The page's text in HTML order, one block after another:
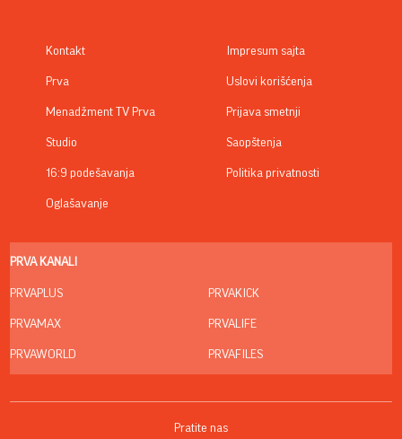
Kontakt
Prva
Menadžment TV Prva
Studio
16:9 podešavanja
Oglašavanje
Impresum sajta
Uslovi korišćenja
Prijava smetnji
Saopštenja
Politika privatnosti
PRVA KANALI
PRVAPLUS
PRVAMAX
PRVAWORLD
PRVAKICK
PRVALIFE
PRVAFILES
Pratite nas